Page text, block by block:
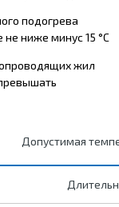
подогрева
ниже минус 15 °С
жил
Допустимая